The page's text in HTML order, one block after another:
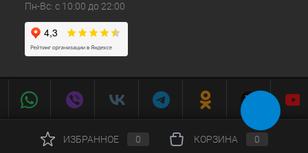
Пн-Вс: с 10:00 до 22:00
ИЗБРАННОЕ 0 КОРЗИНА 0